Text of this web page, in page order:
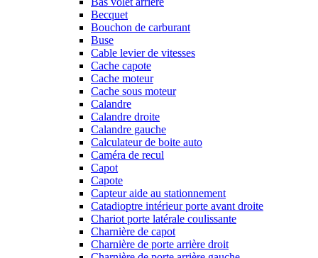
Becquet
Bouchon de carburant
Buse
Cable levier de vitesses
Cache capote
Cache moteur
Cache sous moteur
Calandre
Calandre droite
Calandre gauche
Calculateur de boite auto
Caméra de recul
Capot
Capote
Capteur aide au stationnement
Catadioptre intérieur porte avant droite
Chariot porte latérale coulissante
Charnière de capot
Charnière de porte arrière droit